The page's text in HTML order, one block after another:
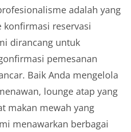
adalah yang
reservasi
dirancang untuk
pemesanan
Baik Anda mengelola
lounge atap yang
makan mewah yang
menawarkan berbagai